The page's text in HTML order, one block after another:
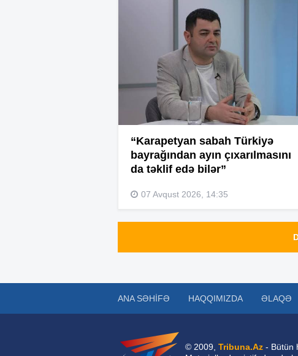
“Karapetyan sabah Türkiyə
bayrağından ayın çıxarılmasını
da təklif edə bilər”
07 Avqust 2026, 14:35
ANA SƏHIFƏ HAQQIMIZDA ƏLAQƏ
© 2009, Tribuna.Az - Bütün